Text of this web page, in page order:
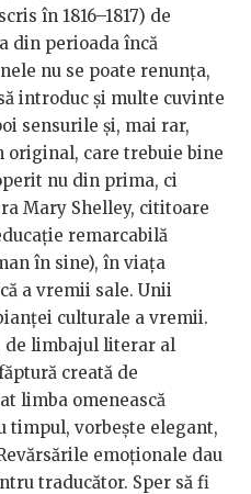
în 1816–1817) de
din perioada încă
nu se poate renunța,
introduc și multe cuvinte
sensurile și, mai rar,
original, care trebuie bine
nu din prima, ci
Mary Shelley, cititoare
remarcabilă
în sine), în viața
a vremii sale. Unii
culturale a vremii.
de limbajul literar al
creată de
limba omenească
timpul, vorbește elegant,
emoționale dau
traducător. Sper să fi